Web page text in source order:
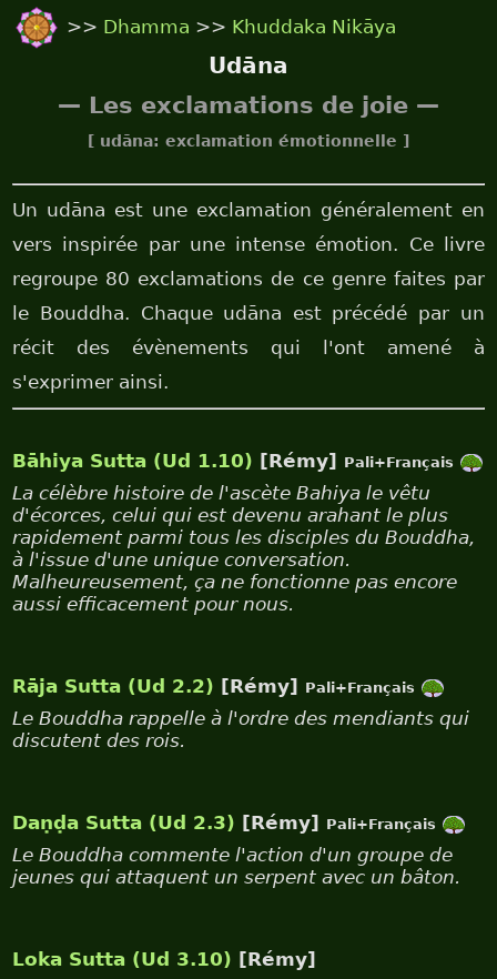
>> Dhamma >> Khuddaka Nikāya
Udāna
— Les exclamations de joie —
[ udāna: exclamation émotionnelle ]
Un udāna est une exclamation généralement en
vers inspirée par une intense émotion. Ce livre
regroupe 80 exclamations de ce genre faites par
le Bouddha. Chaque udāna est précédé par un
récit des évènements qui l'ont amené à
s'exprimer ainsi.
Bāhiya Sutta (Ud 1.10) [Rémy] Pali+Français
La célèbre histoire de l'ascète Bahiya le vêtu
d'écorces, celui qui est devenu arahant le plus
rapidement parmi tous les disciples du Bouddha,
à l'issue d'une unique conversation.
Malheureusement, ça ne fonctionne pas encore
aussi efficacement pour nous.
Rāja Sutta (Ud 2.2) [Rémy] Pali+Français
Le Bouddha rappelle à l'ordre des mendiants qui
discutent des rois.
Daṇḍa Sutta (Ud 2.3) [Rémy] Pali+Français
Le Bouddha commente l'action d'un groupe de
jeunes qui attaquent un serpent avec un bâton.
Loka Sutta (Ud 3.10) [Rémy]